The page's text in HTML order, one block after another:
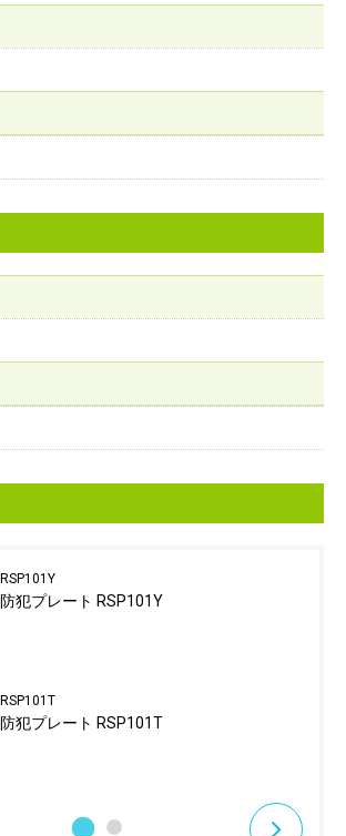
RSP101Y
防犯プレート RSP101Y
RSP101T
防犯プレート RSP101T